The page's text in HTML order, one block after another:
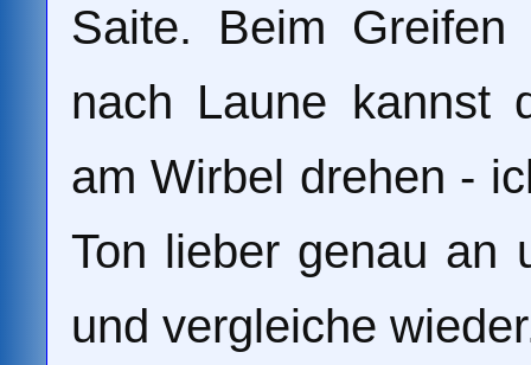
Saite. Beim
nach Laune kannst
am Wirbel drehen -
Ton lieber genau an
und vergleiche